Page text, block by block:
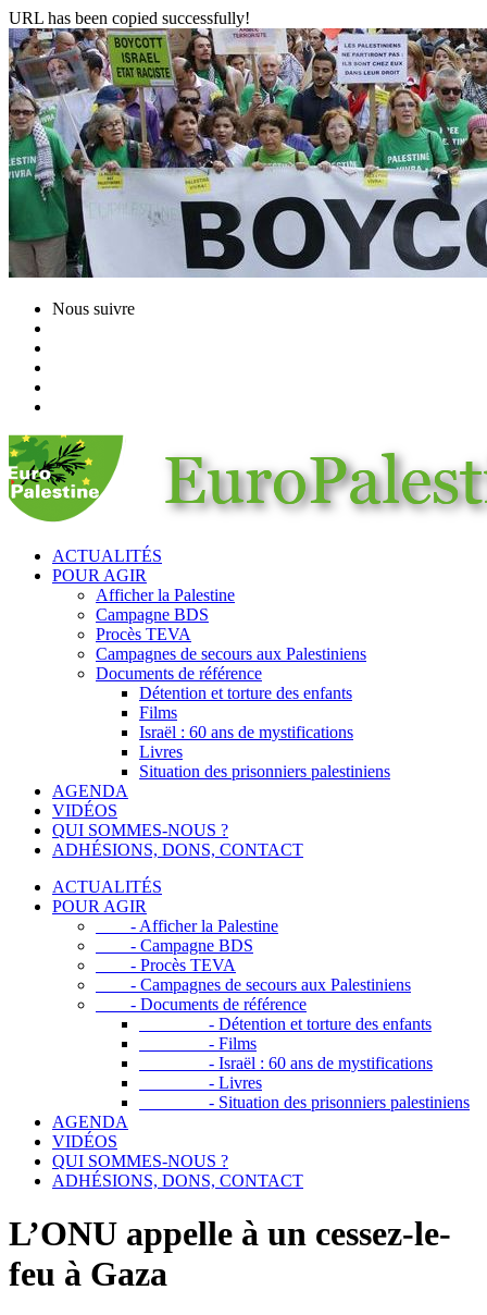
URL has been copied successfully!
Nous suivre
ACTUALITÉS
POUR AGIR
Afficher la Palestine
Campagne BDS
Procès TEVA
Campagnes de secours aux Palestiniens
Documents de référence
Détention et torture des enfants
Films
Israël : 60 ans de mystifications
Livres
Situation des prisonniers palestiniens
AGENDA
VIDÉOS
QUI SOMMES-NOUS ?
ADHÉSIONS, DONS, CONTACT
ACTUALITÉS
POUR AGIR
- Afficher la Palestine
- Campagne BDS
- Procès TEVA
- Campagnes de secours aux Palestiniens
- Documents de référence
- Détention et torture des enfants
- Films
- Israël : 60 ans de mystifications
- Livres
- Situation des prisonniers palestiniens
AGENDA
VIDÉOS
QUI SOMMES-NOUS ?
ADHÉSIONS, DONS, CONTACT
L’ONU appelle à un cessez-le-
feu à Gaza